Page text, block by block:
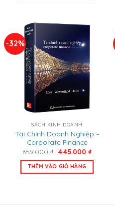
-32%
SÁCH KINH DOANH
Tài Chính Doanh Nghiệp –
Corporate Finance
659.000₫ Giá
là:
659.000 ₫.
445.000 ₫Giá
THÊM VÀO GIỎ HÀNG